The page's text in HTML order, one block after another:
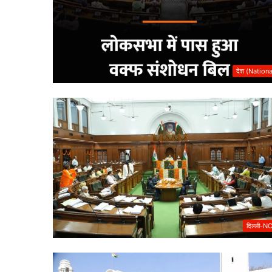
देश
दिल्ली-
एकता का महाकुंभ
यात्रा का भव्य
भारत
आंदोलन
नायिका
अरुणा
अली
को
दिल्ली
कांग्रेस
का
नमन
1 week ago
भारत छोड़ो आंदोलन की
आसफ अली को दिल्ली